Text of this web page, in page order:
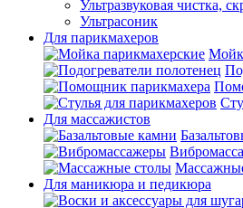
Ультразвуковая чистка,
Ультрасоник
Для парикмахеров
Для массажистов
Для маникюра и педикюра